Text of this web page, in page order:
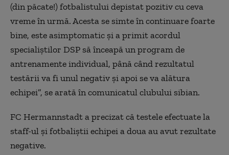
(din păcate!) fotbalistului depistat pozitiv cu ceva
vreme în urmă. Acesta se simte în continuare foarte
bine, este asimptomatic şi a primit acordul
specialiştilor DSP să înceapă un program de
antrenamente individual, până când rezultatul
testării va fi unul negativ şi apoi se va alătura
echipei”, se arată în comunicatul clubului sibian.
FC Hermannstadt a precizat că testele efectuate la
staff-ul şi fotbaliştii echipei a doua au avut rezultate
negative.